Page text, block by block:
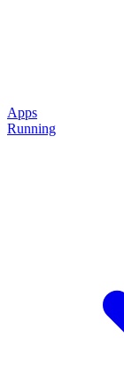
Apps
Running